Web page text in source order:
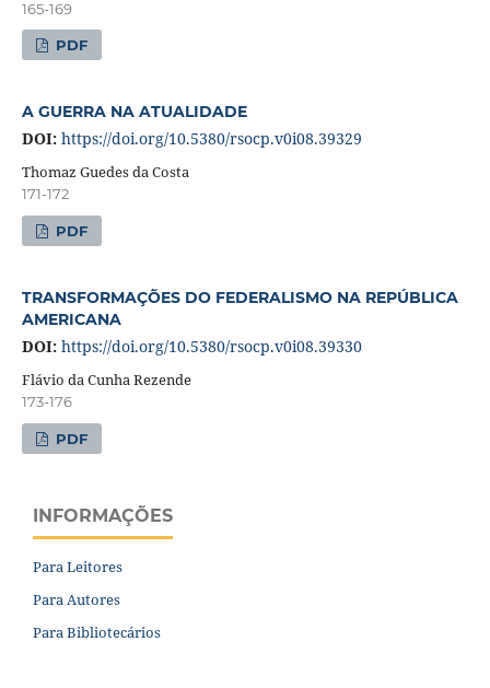
165-169
PDF
A GUERRA NA ATUALIDADE
DOI: https://doi.org/10.5380/rsocp.v0i08.39329
Thomaz Guedes da Costa
171-172
PDF
TRANSFORMAÇÕES DO FEDERALISMO NA REPÚBLICA
AMERICANA
DOI: https://doi.org/10.5380/rsocp.v0i08.39330
Flávio da Cunha Rezende
173-176
PDF
INFORMAÇÕES
Para Leitores
Para Autores
Para Bibliotecários